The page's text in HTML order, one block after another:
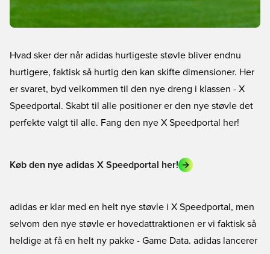
Hvad sker der når adidas hurtigeste støvle bliver endnu
hurtigere, faktisk så hurtig den kan skifte dimensioner. Her
er svaret, byd velkommen til den nye dreng i klassen - X
Speedportal. Skabt til alle positioner er den nye støvle det
perfekte valgt til alle. Fang den nye X Speedportal her!
Køb den nye adidas X Speedportal her!
adidas er klar med en helt nye støvle i X Speedportal, men
selvom den nye støvle er hovedattraktionen er vi faktisk så
heldige at få en helt ny pakke - Game Data. adidas lancerer